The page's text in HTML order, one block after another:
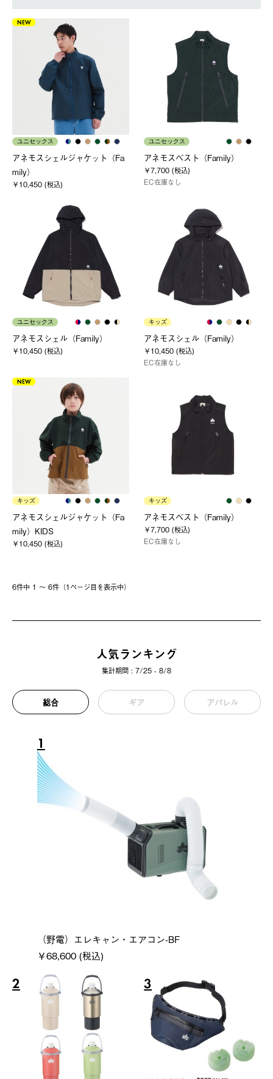
NEW
ユニセックス
アネモスシェルジャケット（Fa
mily）
￥10,450 (税込)
ユニセックス
アネモスベスト（Family）
￥7,700 (税込)
EC在庫なし
ユニセックス
アネモスシェル（Family）
￥10,450 (税込)
キッズ
アネモスシェル（Family）
￥10,450 (税込)
EC在庫なし
NEW
キッズ
アネモスシェルジャケット（Fa
mily）KIDS
￥10,450 (税込)
キッズ
アネモスベスト（Family）
￥7,700 (税込)
EC在庫なし
6件中 1 〜 6件（1ページ⽬を表⽰中）
人気ランキング
集計期間 : 7/25 - 8/8
総合 ギア アパレル
1
（野電）エレキャン・エアコン-BF
￥68,600 (税込)
2 3